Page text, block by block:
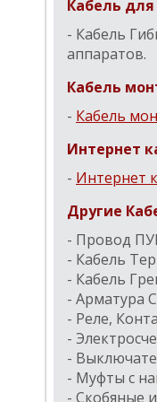
Кабель
- Кабель
аппаратов.
Кабель
- Кабель
Интернет
- Интернет
Другие
- Провод
- Кабель
- Кабель
- Арматура
- Реле,
-
-
- Муфты с
- Скобяные